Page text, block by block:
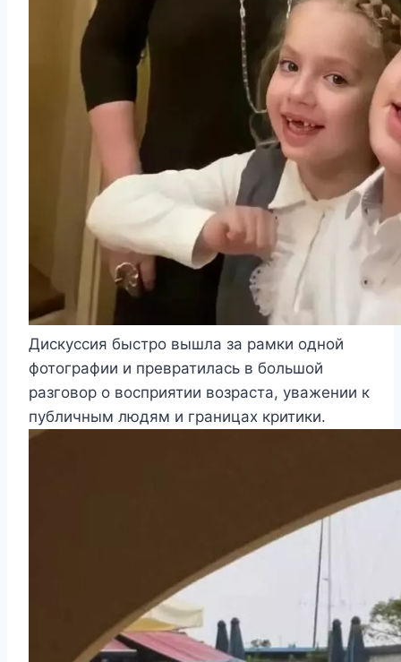
Дискуссия быстро вышла за рамки одной
фотографии и превратилась в большой
разговор о восприятии возраста, уважении к
публичным людям и границах критики.